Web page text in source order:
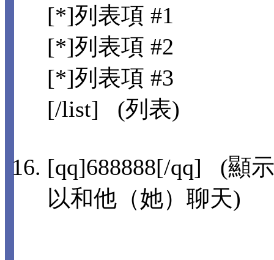
[*]列表項 #1
[*]列表項 #2
[*]列表項 #3
[/list] (列表)
[qq]688888[/qq] (顯
以和他（她）聊天)